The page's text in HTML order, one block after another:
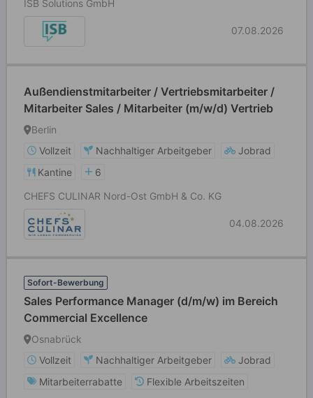
ISB Solutions GmbH
07.08.2026
Außendienstmitarbeiter / Vertriebsmitarbeiter /
Mitarbeiter Sales / Mitarbeiter (m/w/d) Vertrieb
Berlin
Vollzeit
Nachhaltiger Arbeitgeber
Jobrad
Kantine
6
CHEFS CULINAR Nord-Ost GmbH & Co. KG
04.08.2026
Sofort-Bewerbung
Sales Performance Manager (d/m/w) im Bereich
Commercial Excellence
Osnabrück
Vollzeit
Nachhaltiger Arbeitgeber
Jobrad
Mitarbeiterrabatte
Flexible Arbeitszeiten